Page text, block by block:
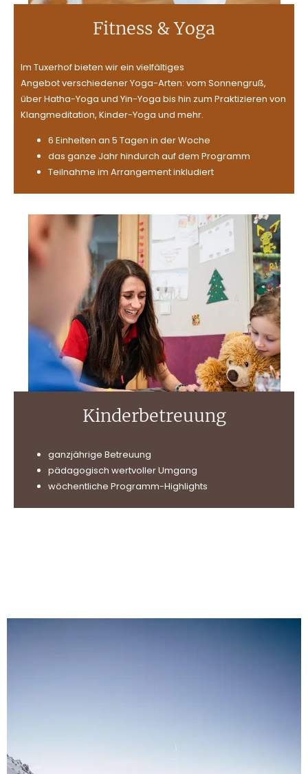
Fitness & Yoga
Im Tuxerhof bieten wir ein vielfältiges
Angebot verschiedener Yoga-Arten: vom Sonnengruß,
über Hatha-Yoga und Yin-Yoga bis hin zum Praktizieren von
Klangmeditation, Kinder-Yoga und mehr.
6 Einheiten an 5 Tagen in der Woche
das ganze Jahr hindurch auf dem Programm
Teilnahme im Arrangement inkludiert
Kinderbetreuung
ganzjährige Betreuung
pädagogisch wertvoller Umgang
wöchentliche Programm-Highlights